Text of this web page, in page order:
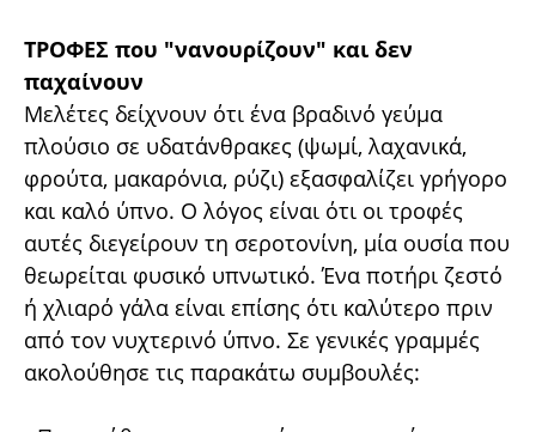
ΤΡΟΦΕΣ που "νανουρίζουν" και δεν
παχαίνουν
Μελέτες δείχνουν ότι ένα βραδινό γεύμα
πλούσιο σε υδατάνθρακες (ψωμί, λαχανικά,
φρούτα, μακαρόνια, ρύζι) εξασφαλίζει γρήγορο
και καλό ύπνο. Ο λόγος είναι ότι οι τροφές
αυτές διεγείρουν τη σεροτονίνη, μία ουσία που
θεωρείται φυσικό υπνωτικό. Ένα ποτήρι ζεστό
ή χλιαρό γάλα είναι επίσης ότι καλύτερο πριν
από τον νυχτερινό ύπνο. Σε γενικές γραμμές
ακολούθησε τις παρακάτω συμβουλές: